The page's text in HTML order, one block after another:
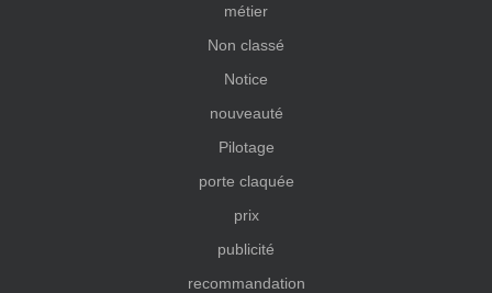
métier
Non classé
Notice
nouveauté
Pilotage
porte claquée
prix
publicité
recommandation